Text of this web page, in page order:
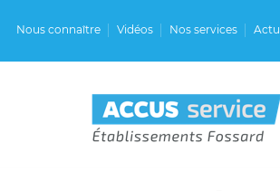
Nous connaître Vidéos Nos services